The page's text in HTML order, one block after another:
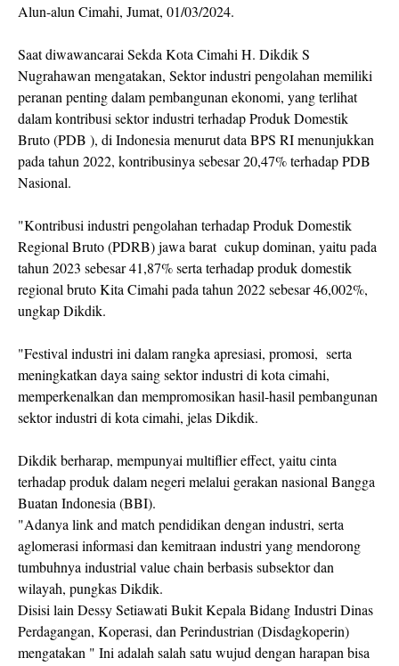
Alun-alun Cimahi, Jumat, 01/03/2024.
Saat diwawancarai Sekda Kota Cimahi H. Dikdik S
Nugrahawan mengatakan, Sektor industri pengolahan memiliki
peranan penting dalam pembangunan ekonomi, yang terlihat
dalam kontribusi sektor industri terhadap Produk Domestik
Bruto (PDB ), di Indonesia menurut data BPS RI menunjukkan
pada tahun 2022, kontribusinya sebesar 20,47% terhadap PDB
Nasional.
"Kontribusi industri pengolahan terhadap Produk Domestik
Regional Bruto (PDRB) jawa barat cukup dominan, yaitu pada
tahun 2023 sebesar 41,87% serta terhadap produk domestik
regional bruto Kita Cimahi pada tahun 2022 sebesar 46,002%,
ungkap Dikdik.
"Festival industri ini dalam rangka apresiasi, promosi, serta
meningkatkan daya saing sektor industri di kota cimahi,
memperkenalkan dan mempromosikan hasil-hasil pembangunan
sektor industri di kota cimahi, jelas Dikdik.
Dikdik berharap, mempunyai multiflier effect, yaitu cinta
terhadap produk dalam negeri melalui gerakan nasional Bangga
Buatan Indonesia (BBI).
"Adanya link and match pendidikan dengan industri, serta
aglomerasi informasi dan kemitraan industri yang mendorong
tumbuhnya industrial value chain berbasis subsektor dan
wilayah, pungkas Dikdik.
Disisi lain Dessy Setiawati Bukit Kepala Bidang Industri Dinas
Perdagangan, Koperasi, dan Perindustrian (Disdagkoperin)
mengatakan " Ini adalah salah satu wujud dengan harapan bisa